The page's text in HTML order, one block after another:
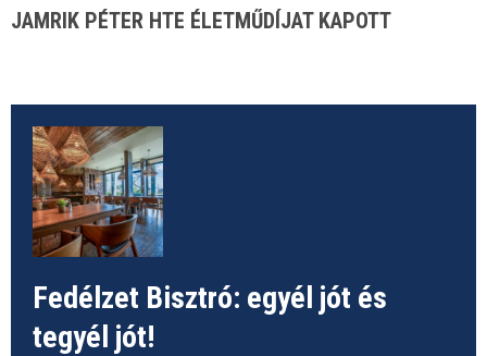
JAMRIK PÉTER HTE ÉLETMŰDÍJAT KAPOTT
Fedélzet Bisztró: egyél jót és
tegyél jót!